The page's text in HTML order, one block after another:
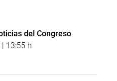
del Congreso
13:55 h